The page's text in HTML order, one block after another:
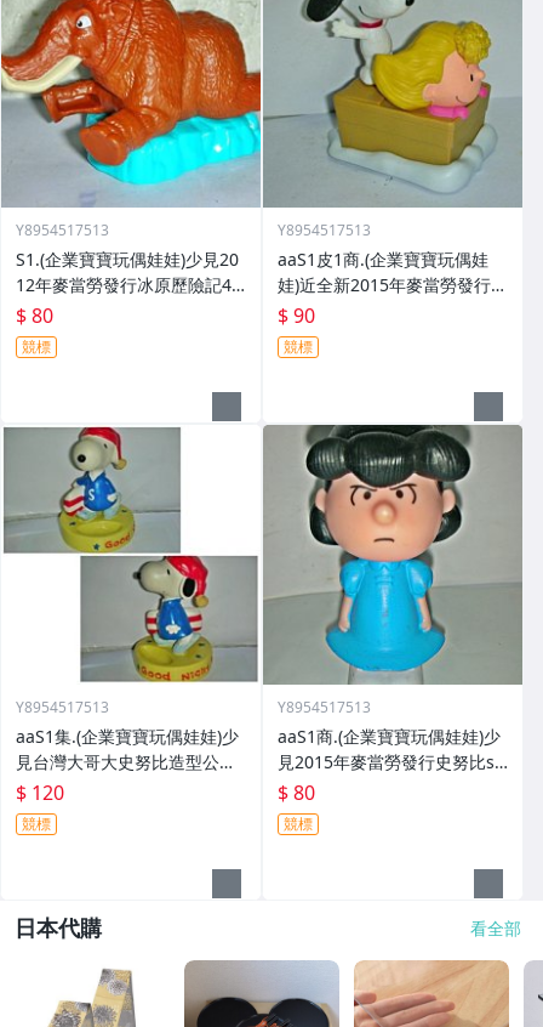
Y8954517513
S1.(企業寶寶玩偶娃娃)少見20
12年麥當勞發行冰原歷險記4
板塊漂移長毛象蠻尼公仔限量
發行
$ 80
競標
Y8954517513
aaS1皮1商.(企業寶寶玩偶娃
娃)近全新2015年麥當勞發行(s
noopy)史努比-莎莉與史努比歡
樂滑雪組
$ 90
競標
Y8954517513
aaS1集.(企業寶寶玩偶娃娃)少
見台灣大哥大史努比造型公仔!
--值得收藏!!/6廳長箱/-P
$ 120
競標
Y8954517513
aaS1商.(企業寶寶玩偶娃娃)少
見2015年麥當勞發行史努比sn
oopy-淘氣露西!/6房樂箱136/-
P
$ 80
競標
日本代購 看全部